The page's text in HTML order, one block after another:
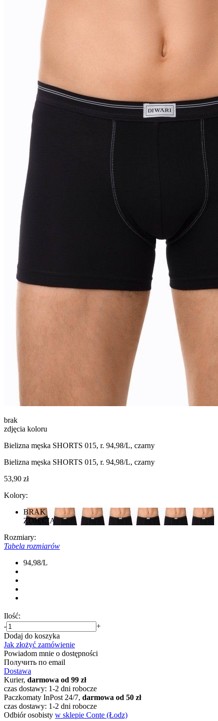
brak
zdjęcia koloru
Bielizna męska SHORTS 015, r. 94,98/L, czarny
Bielizna męska SHORTS 015, r. 94,98/L, czarny
53,90 zł
Kolory:
BRAK
ZDJĘCIA
Rozmiary:
Tabela rozmiarów
94,98/L
Ilość:
-
+
Dodaj do koszyka
Jak złożyć zamówienie
Powiadom mnie o dostępności
Получить по email
Dostawa
Kurier, darmowa od 99 zł
czas dostawy: 1-2 dni robocze
Paczkomaty InPost 24/7, darmowa od 50 zł
czas dostawy: 1-2 dni robocze
Odbiór osobisty w sklepie Conte (Łodz)